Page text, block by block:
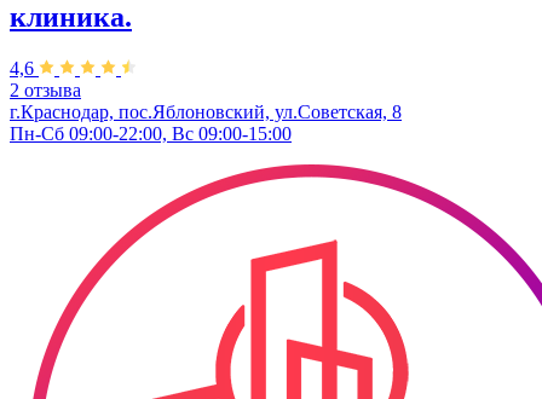
клиника.
4,6
2 отзыва
г.Краснодар, пос.Яблоновский, ул.Советская, 8
Пн-Сб 09:00-22:00, Вс 09:00-15:00